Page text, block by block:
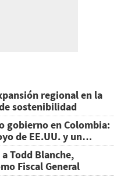
regional en la
sostenibilidad
gobierno en Colombia:
de EE.UU. y un
Todd Blanche,
Fiscal General